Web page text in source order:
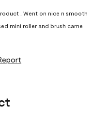
. Went on nice n smooth
mini roller and brush came